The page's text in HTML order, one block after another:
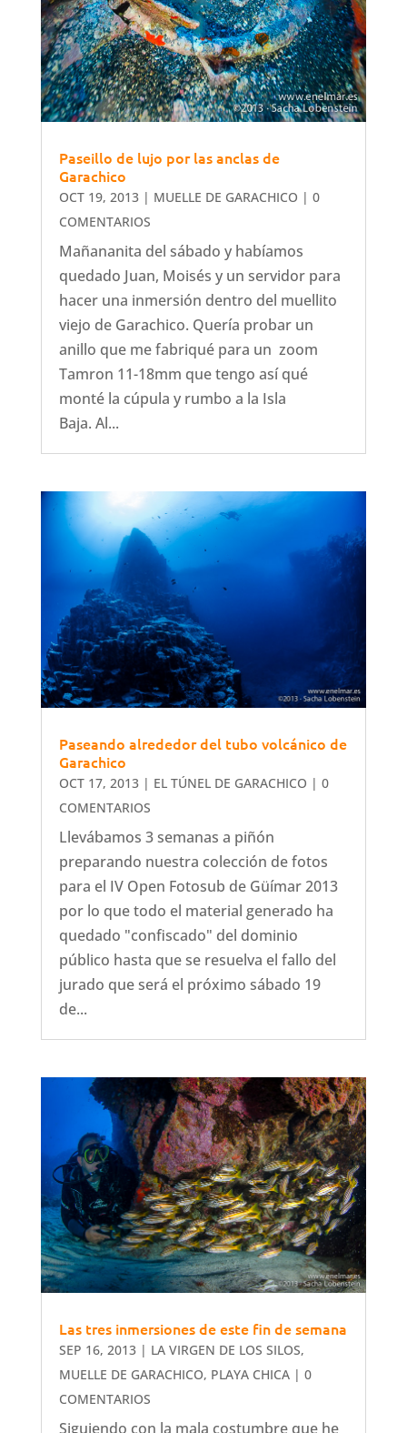
Paseillo de lujo por las anclas de
Garachico
OCT 19, 2013| MUELLE DE GARACHICO | 0
COMENTARIOS
Mañananita del sábado y habíamos
quedado Juan, Moisés y un servidor para
hacer una inmersión dentro del muellito
viejo de Garachico. Quería probar un
anillo que me fabriqué para un zoom
Tamron 11-18mm que tengo así qué
monté la cúpula y rumbo a la Isla
Baja. Al...
Paseando alrededor del tubo volcánico de
Garachico
OCT 17, 2013| EL TÚNEL DE GARACHICO | 0
COMENTARIOS
Llevábamos 3 semanas a piñón
preparando nuestra colección de fotos
para el IV Open Fotosub de Güímar 2013
por lo que todo el material generado ha
quedado "confiscado" del dominio
público hasta que se resuelva el fallo del
jurado que será el próximo sábado 19
de...
Las tres inmersiones de este fin de semana
SEP 16, 2013| LA VIRGEN DE LOS SILOS,
MUELLE DE GARACHICO, PLAYA CHICA| 0
COMENTARIOS
Siguiendo con la mala costumbre que he